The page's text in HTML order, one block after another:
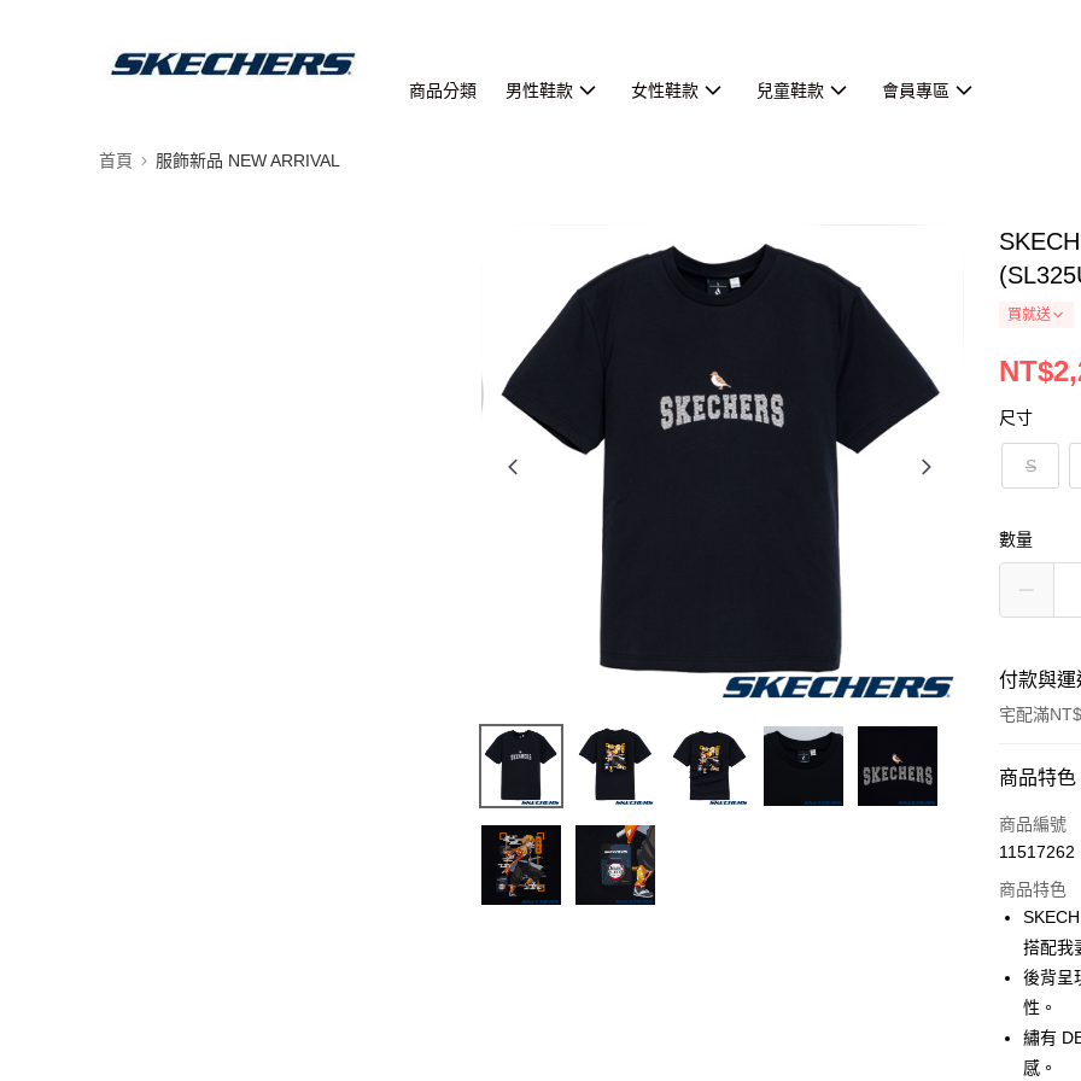
商品分類 男性鞋款 女性鞋款 兒童鞋款 會員專區
首頁 服飾新品 NEW ARRIVAL
買就送
尺寸
S
數量
付款與
宅配滿
付款方式
信用卡一
大哥付你
相關說明
1.本服務
2.付款方
流程，驗
完成交易。
3.實際核
ATM付款
運送方式
商品特色
商品編號
11517262
商品特色
搭配我
後背呈
性。
繡有
感。